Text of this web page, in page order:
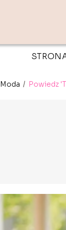
Moda / Powiedz